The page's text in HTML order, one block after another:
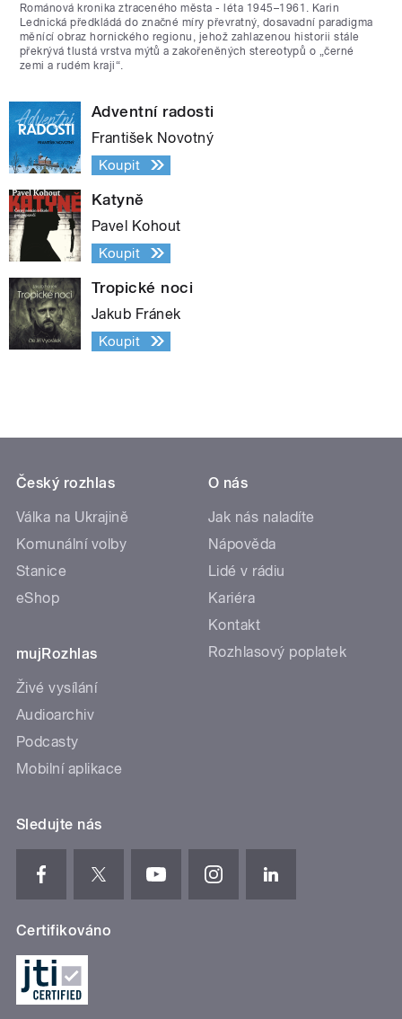
Románová kronika ztraceného města - léta 1945–1961. Karin
Lednická předkládá do značné míry převratný, dosavadní paradigma
měnící obraz hornického regionu, jehož zahlazenou historii stále
překrývá tlustá vrstva mýtů a zakořeněných stereotypů o „černé
zemi a rudém kraji“.
Adventní radosti
František Novotný
Koupit
Katyně
Pavel Kohout
Koupit
Tropické noci
Jakub Fránek
Koupit
Český rozhlas
Válka na Ukrajině
Komunální volby
Stanice
eShop
mujRozhlas
Živé vysílání
Audioarchiv
Podcasty
Mobilní aplikace
O nás
Jak nás naladíte
Nápověda
Lidé v rádiu
Kariéra
Kontakt
Rozhlasový poplatek
Sledujte nás
Certifikováno